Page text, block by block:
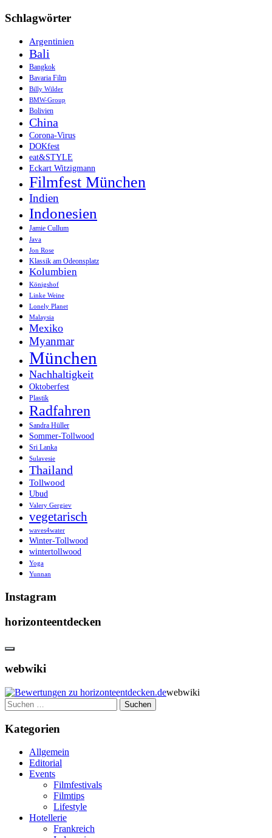
Schlagwörter
Argentinien
Bali
Bangkok
Bavaria Film
Billy Wilder
BMW-Group
Bolivien
China
Corona-Virus
DOKfest
eat&STYLE
Eckart Witzigmann
Filmfest München
Indien
Indonesien
Jamie Cullum
Java
Jon Rose
Klassik am Odeonsplatz
Kolumbien
Königshof
Linke Weine
Lonely Planet
Malaysia
Mexiko
Myanmar
München
Nachhaltigkeit
Oktoberfest
Plastik
Radfahren
Sandra Hüller
Sommer-Tollwood
Sri Lanka
Sulavesie
Thailand
Tollwood
Ubud
Valery Gergiev
vegetarisch
waves4water
Winter-Tollwood
wintertollwood
Yoga
Yunnan
Instagram
horizonteentdecken
webwiki
webwiki
Suchen
nach:
Kategorien
Allgemein
Editorial
Events
Filmfestivals
Filmtips
Lifestyle
Hotellerie
Frankreich